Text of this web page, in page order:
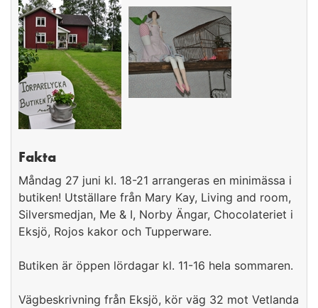
Fakta
Måndag 27 juni kl. 18-21 arrangeras en minimässa i
butiken! Utställare från Mary Kay, Living and room,
Silversmedjan, Me & I, Norby Ängar, Chocolateriet i
Eksjö, Rojos kakor och Tupperware.
Butiken är öppen lördagar kl. 11-16 hela sommaren.
Vägbeskrivning från Eksjö, kör väg 32 mot Vetlanda